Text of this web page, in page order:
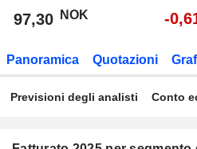
97,30 NOK -
Panoramica Quotazioni
Previsioni degli analisti Conto